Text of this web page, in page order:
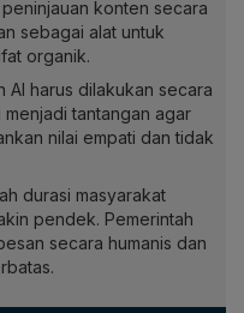
konten secara
sebagai alat untuk
organik.
AI harus dilakukan secara
tantangan agar
nilai empati dan tidak
durasi masyarakat
pendek. Pemerintah
secara humanis dan